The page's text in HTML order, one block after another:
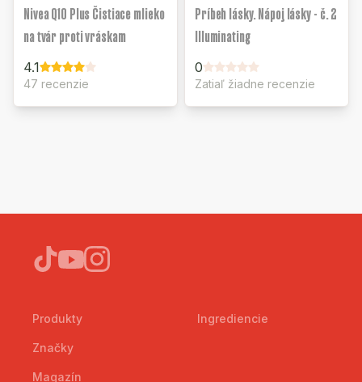
Nivea Q10 Plus Čistiace mlieko
na tvár proti vráskam
4.1
47 recenzie
Príbeh lásky. Nápoj lásky - č. 2
Illuminating
0
Zatiaľ žiadne recenzie
Produkty
Značky
Magazín
Ingrediencie